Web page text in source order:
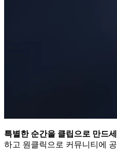
특별한 순간을 클립으로 만드
하고 원클릭으로 커뮤니티에